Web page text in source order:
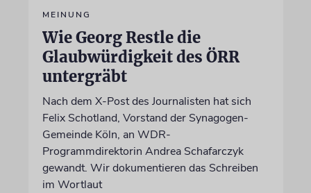
MEINUNG
Wie Georg Restle die
Glaubwürdigkeit des ÖRR
untergräbt
Nach dem X-Post des Journalisten hat sich
Felix Schotland, Vorstand der Synagogen-
Gemeinde Köln, an WDR-
Programmdirektorin Andrea Schafarczyk
gewandt. Wir dokumentieren das Schreiben
im Wortlaut